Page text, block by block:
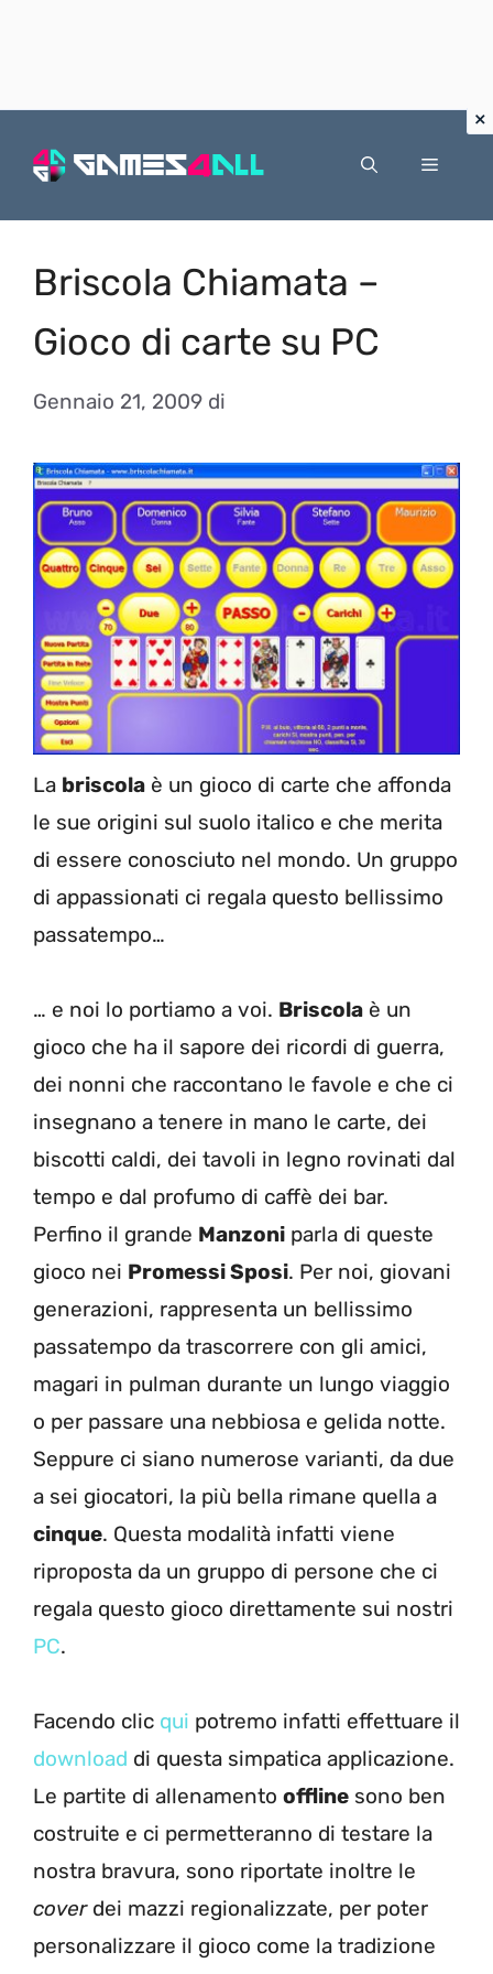
Menu
Briscola Chiamata –
Gioco di carte su PC
Gennaio 21, 2009 di
La briscola è un gioco di carte che affonda
le sue origini sul suolo italico e che merita
di essere conosciuto nel mondo. Un gruppo
di appassionati ci regala questo bellissimo
passatempo…
… e noi lo portiamo a voi. Briscola è un
gioco che ha il sapore dei ricordi di guerra,
dei nonni che raccontano le favole e che ci
insegnano a tenere in mano le carte, dei
biscotti caldi, dei tavoli in legno rovinati dal
tempo e dal profumo di caffè dei bar.
Perfino il grande Manzoni parla di queste
gioco nei Promessi Sposi. Per noi, giovani
generazioni, rappresenta un bellissimo
passatempo da trascorrere con gli amici,
magari in pulman durante un lungo viaggio
o per passare una nebbiosa e gelida notte.
Seppure ci siano numerose varianti, da due
a sei giocatori, la più bella rimane quella a
cinque. Questa modalità infatti viene
riproposta da un gruppo di persone che ci
regala questo gioco direttamente sui nostri
PC.
Facendo clic qui potremo infatti effettuare il
download di questa simpatica applicazione.
Le partite di allenamento offline sono ben
costruite e ci permetteranno di testare la
nostra bravura, sono riportate inoltre le
coverdei mazzi regionalizzate, per poter
personalizzare il gioco come la tradizione